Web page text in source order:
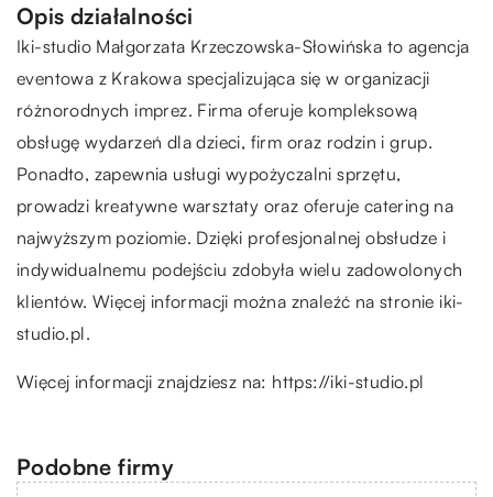
Opis działalności
Iki-studio Małgorzata Krzeczowska-Słowińska to agencja
eventowa z Krakowa specjalizująca się w organizacji
różnorodnych imprez. Firma oferuje kompleksową
obsługę wydarzeń dla dzieci, firm oraz rodzin i grup.
Ponadto, zapewnia usługi wypożyczalni sprzętu,
prowadzi kreatywne warsztaty oraz oferuje catering na
najwyższym poziomie. Dzięki profesjonalnej obsłudze i
indywidualnemu podejściu zdobyła wielu zadowolonych
klientów. Więcej informacji można znaleźć na stronie iki-
studio.pl.
Więcej informacji znajdziesz na: https://iki-studio.pl
Podobne firmy